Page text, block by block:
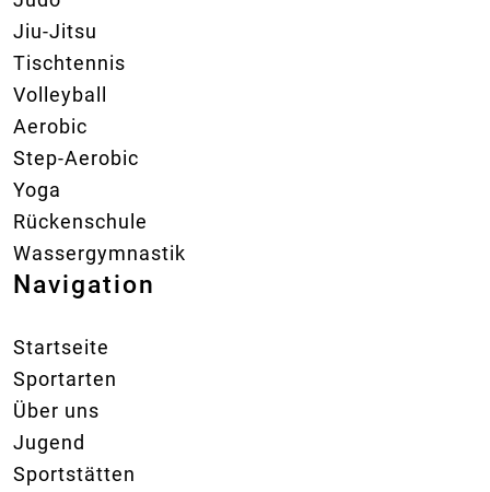
Jiu-Jitsu
Tischtennis
Volleyball
Aerobic
Step-Aerobic
Yoga
Rückenschule
Wassergymnastik
Navigation
Startseite
Sportarten
Über uns
Jugend
Sportstätten